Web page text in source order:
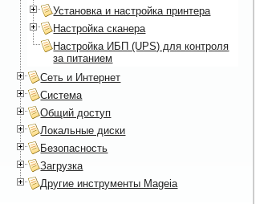
Установка и настройка принтера
Настройка сканера
Настройка ИБП (UPS) для контроля
за питанием
Сеть и Интернет
Система
Общий доступ
Локальные диски
Безопасность
Загрузка
Другие инструменты Mageia